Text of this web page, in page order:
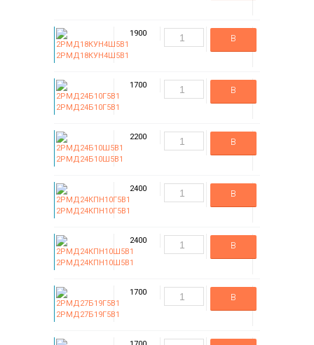
2РМД18КУН4Ш5В1
1900
В
2РМД24Б10Г5В1
1700
В
2РМД24Б10Ш5В1
2200
В
2РМД24КПН10Г5В1
2400
В
2РМД24КПН10Ш5В1
2400
В
2РМД27Б19Г5В1
1700
В